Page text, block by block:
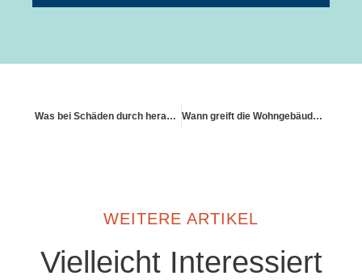
Was bei Schäden durch herabfallende Dachziegel gilt Wann greift die Wohngebäudeversicherung bei Einbruch
WEITERE ARTIKEL
Vielleicht Interessiert